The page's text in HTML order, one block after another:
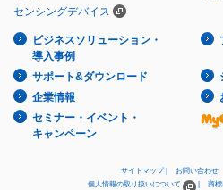
センシングデバイス
ビジネスソリューション・
導入事例
サポート&ダウンロード
企業情報
セミナー・イベント・
キャンペーン
サイトマップ お問い合わせ
個人情報の取り扱いについて
商